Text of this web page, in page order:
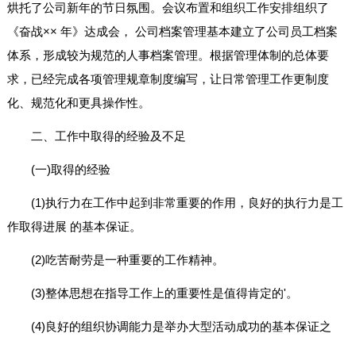
烘托了公司新年的节日氛围。会议布置和组织工作安排组织了
《奋战×× 年》达成会， 公司档案管理基本建立了公司员工档案
体系，形成较为规范的人事档案管理。根据管理体制的总体要
求，已经完成各项管理规章制度编写，让日常管理工作更制度
化、规范化和更具操作性。
二、工作中取得的经验及不足
(一)取得的经验
(1)执行力在工作中起到非常重要的作用，良好的执行力是工
作取得进展 的基本保证。
(2)吃苦耐劳是一种重要的工作精神。
(3)整体思想在指导工作上的重要性是值得肯定的'。
(4)良好的组织协调能力是举办大型活动成功的基本保证之